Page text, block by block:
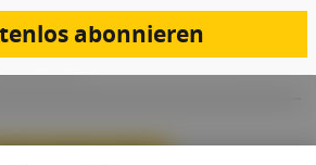
Sie Wissenswertes zu den chemischen
zur Labordiagnostik und zum
in der Praxis.
abonnieren